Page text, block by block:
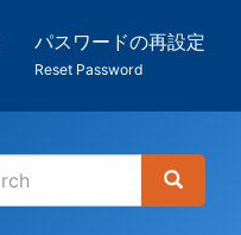
パスワードの再設定
Reset Password
Search